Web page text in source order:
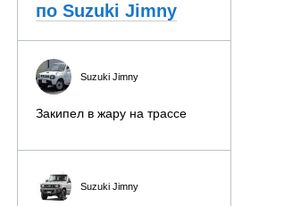
Jimny, 2019
по Suzuki Jimny
Suzuki Jimny
Закипел в жару на трассе
Suzuki Jimny